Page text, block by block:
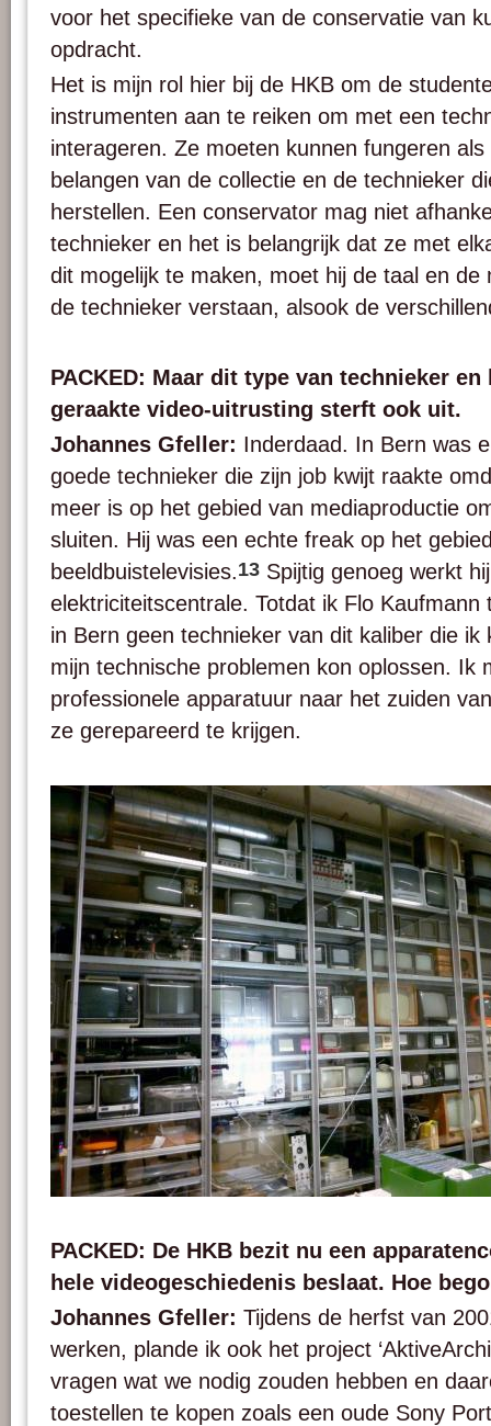
voor het specifieke van de conservatie van
opdracht.
Het is mijn rol hier bij de HKB om de
instrumenten aan te reiken om met een
interageren. Ze moeten kunnen fungeren
belangen van de collectie en de technieker
herstellen. Een conservator mag niet
technieker en het is belangrijk dat ze met
dit mogelijk te maken, moet hij de taal en de
de technieker verstaan, alsook de
PACKED: Maar dit type van technieker
geraakte video-uitrusting sterft ook uit.
Johannes Gfeller: Inderdaad. In Bern was
goede technieker die zijn job kwijt raakte
meer is op het gebied van mediaproductie
sluiten. Hij was een echte freak op het
beeldbuistelevisies.13 Spijtig genoeg werkt
elektriciteitscentrale. Totdat ik Flo Kaufmann
in Bern geen technieker van dit kaliber die ik
mijn technische problemen kon oplossen. Ik
professionele apparatuur naar het zuiden
ze gerepareerd te krijgen.
PACKED: De HKB bezit nu een
hele videogeschiedenis beslaat. Hoe
Johannes Gfeller: Tijdens de herfst van
werken, plande ik ook het project
vragen wat we nodig zouden hebben en
toestellen te kopen zoals een oude Sony